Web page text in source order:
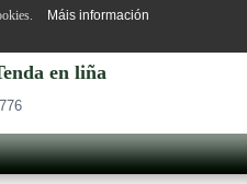
en liña
Máis información